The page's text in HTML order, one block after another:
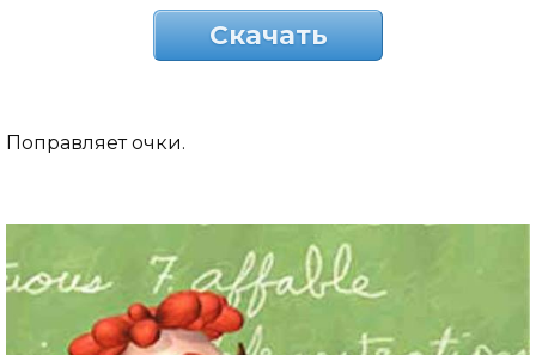
Скачать
Поправляет очки.